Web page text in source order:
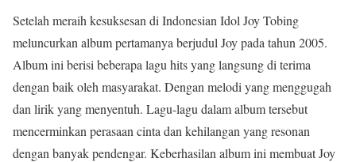
Setelah meraih kesuksesan di Indonesian Idol Joy Tobing
meluncurkan album pertamanya berjudul Joy pada tahun 2005.
Album ini berisi beberapa lagu hits yang langsung di terima
dengan baik oleh masyarakat. Dengan melodi yang menggugah
dan lirik yang menyentuh. Lagu-lagu dalam album tersebut
mencerminkan perasaan cinta dan kehilangan yang resonan
dengan banyak pendengar. Keberhasilan album ini membuat Joy